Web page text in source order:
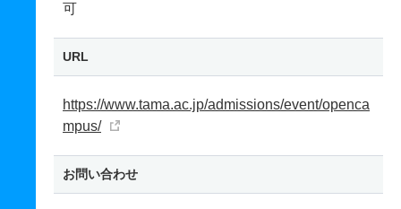
可
URL
https://www.tama.ac.jp/admissions/event/openca
mpus/
お問い合わせ